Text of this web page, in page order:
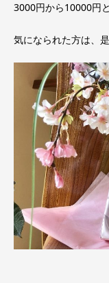
3000円から10000円
気になられた方は、